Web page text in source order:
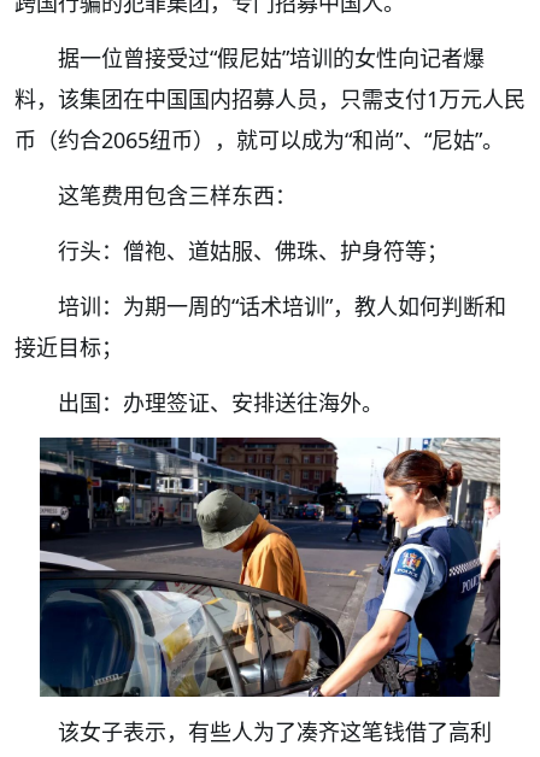
据一位曾接受过“假尼姑”培训的女性向记者爆
料，该集团在中国国内招募人员，只需支付1万元人民
币（约合2065纽币），就可以成为“和尚”、“尼姑”。
这笔费用包含三样东西：
行头：僧袍、道姑服、佛珠、护身符等；
培训：为期一周的“话术培训”，教人如何判断和
接近目标；
出国：办理签证、安排送往海外。
该女子表示，有些人为了凑齐这笔钱借了高利